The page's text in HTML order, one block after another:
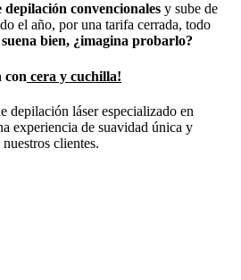
convencionales y sube de
el año, por una tarifa cerrada, todo
bien, ¿imagina probarlo?
con cera y cuchilla!
depilación láser especializado en
experiencia de suavidad única y
clientes.